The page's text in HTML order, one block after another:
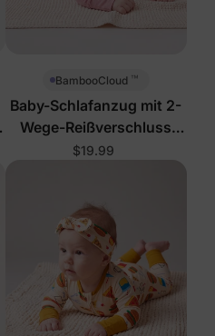
BambooCloud ™
Baby-Schlafanzug mit 2-
Wege-Reißverschluss
und Fußteil, einfarbig
$19.99